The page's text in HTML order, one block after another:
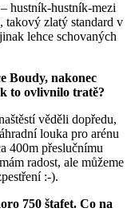
hustník-hustník-mezi
takový zlatý standard v
lehce schovaných
Boudy, nakonec
to ovlivnilo tratě?
věděli dopředu,
louka pro arénu
400m přeslučnímu
radost, ale můžeme
:-).
750 štafet. Co na